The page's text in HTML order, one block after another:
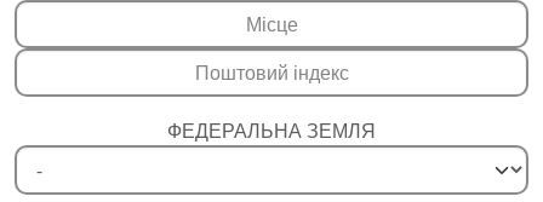
ФЕДЕРАЛЬНА ЗЕМЛЯ